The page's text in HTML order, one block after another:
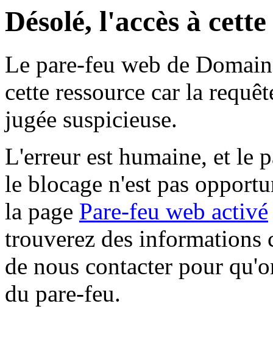
Désolé, l'accès à
Le pare-feu web de
cette ressource car la
jugée suspicieuse.
L'erreur est humaine, et le
le blocage n'est pas
la page Pare-feu web activé
trouverez des informations
de nous contacter pour
du pare-feu.